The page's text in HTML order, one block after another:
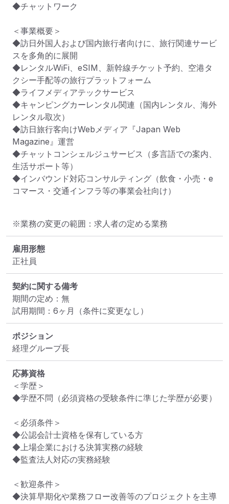
◆チャットワーク
＜事業概要＞
◆訪日外国人および国内旅行者向けに、旅行関連サービ
スを多角的に展開
◆レンタルWiFi、eSIM、新幹線チケット予約、空港タ
クシー手配等の旅行プラットフォーム
◆ライフメディアテックサービス
◆キャンピングカーレンタル関連（国内レンタル、海外
レンタル取次）
◆訪日旅行客向けWebメディア『Japan Web
Magazine』運営
◆チャットコンシェルジュサービス（多言語での案内、
生活サポート等）
◆インバウンド対応コンサルティング（飲食・小売・e
コマース・交通インフラ等の事業会社向け）
※業務の変更の範囲：求人者の定める業務
雇用形態
正社員
契約に関する備考
期間の定め：無
試用期間：6ヶ月（条件に変更なし）
ポジション
経理グループ長
応募資格
＜学歴＞
◆学歴不問（必須資格の受験条件に準じた学歴が必要）
＜必須条件＞
◆公認会計士資格を保有している方
◆上場企業における決算実務の経験
◆監査法人対応の実務経験
＜歓迎条件＞
◆決算早期化や業務フロー改善等のプロジェクトを主導